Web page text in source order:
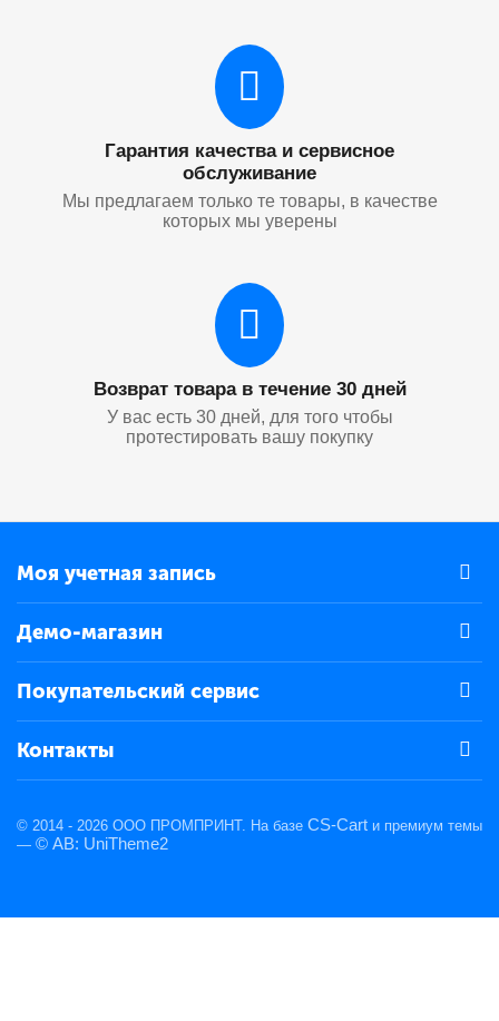
Гарантия качества и сервисное
обслуживание
Мы предлагаем только те товары, в качестве
которых мы уверены
Возврат товара в течение 30 дней
У вас есть 30 дней, для того чтобы
протестировать вашу покупку
Моя учетная запись
Демо-магазин
Покупательский сервис
Контакты
© 2014 - 2026 ООО ПРОМПРИНТ. На базе CS-Cart и премиум темы
— © AB: UniTheme2